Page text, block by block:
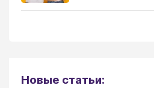
Новые статьи: